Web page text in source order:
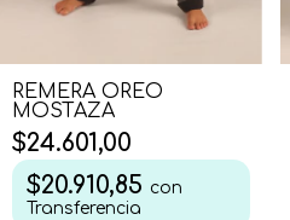
REMERA OREO
MOSTAZA
$24.601,00
$20.910,85 con
Transferencia